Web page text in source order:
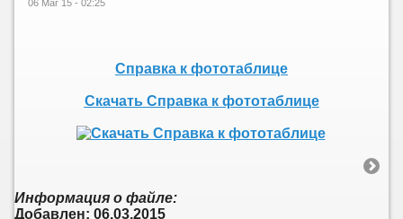
06 Mar 15 - 02:25
Справка к фототаблице
Скачать Справка к фототаблице
Информация о файле:
Добавлен: 06.03.2015